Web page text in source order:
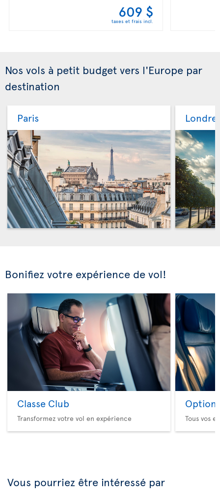
609 $
taxes et frais incl.
Nos vols à petit budget vers l'Europe par
destination
Paris
Bonifiez votre expérience de vol!
Classe Club
Transformez votre vol en expérience
Option
Tous vos
Vous pourriez être intéressé par